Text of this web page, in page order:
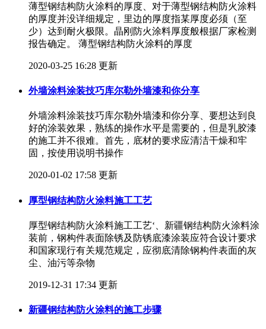
薄型钢结构防火涂料的厚度、对于薄型钢结构防火涂料
的厚度并没详细规定，里边的厚度指某厚度必须（至
少）达到耐火极限。晶刚防火涂料厚度般根据厂家检测
报告确定。 薄型钢结构防火涂料的厚度
2020-03-25 16:28 更新
外墙涂料涂装技巧库尔勒外墙漆和你分享
外墙涂料涂装技巧库尔勒外墙漆和你分享、要想达到良
好的涂装效果，熟练的操作水平是需要的，但是乳胶漆
的施工并不很难。首先，底材的要求应清洁干燥和牢
固，按使用说明书操作
2020-01-02 17:58 更新
厚型钢结构防火涂料施工工艺
厚型钢结构防火涂料施工工艺‘、新疆钢结构防火涂料涂
装前，钢构件表面除锈及防锈底漆涂装应符合设计要求
和国家现行有关规范规定，应彻底清除钢构件表面的灰
尘、油污等杂物
2019-12-31 17:34 更新
新疆钢结构防火涂料的施工步骤